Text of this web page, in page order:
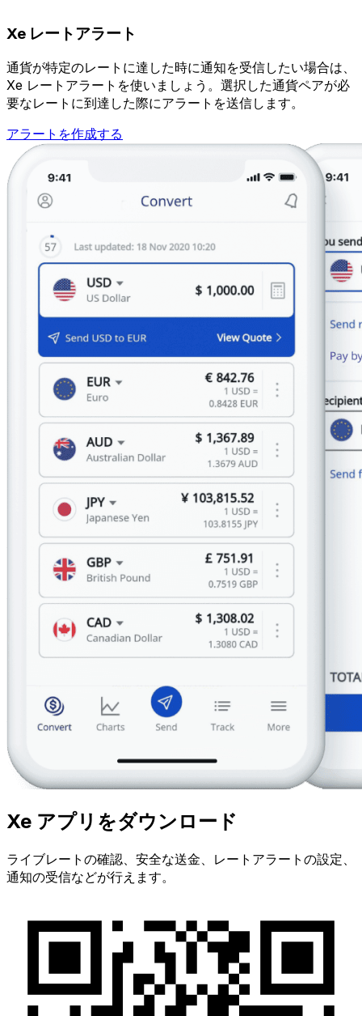
Xe レートアラート
通貨が特定のレートに達した時に通知を受信したい場合は、
Xe レートアラートを使いましょう。選択した通貨ペアが必
要なレートに到達した際にアラートを送信します。
アラートを作成する
Xe アプリをダウンロード
ライブレートの確認、安全な送金、レートアラートの設定、
通知の受信などが行えます。